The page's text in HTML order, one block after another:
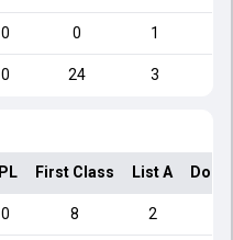
0 0 1
0 24 3
IPL First Class List A
0 8 2